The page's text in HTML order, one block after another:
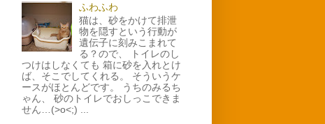
ふわふわ
猫は、砂をかけて排泄
物を隠すという行動が
遺伝子に刻みこまれて
る？ので、 トイレのし
つけはしなくても 箱に砂を入れとけ
ば、そこでしてくれる。 そういうケ
ースがほとんどです。 うちのみるち
ゃん、 砂のトイレでおしっこできま
せん…(>o<;) ...